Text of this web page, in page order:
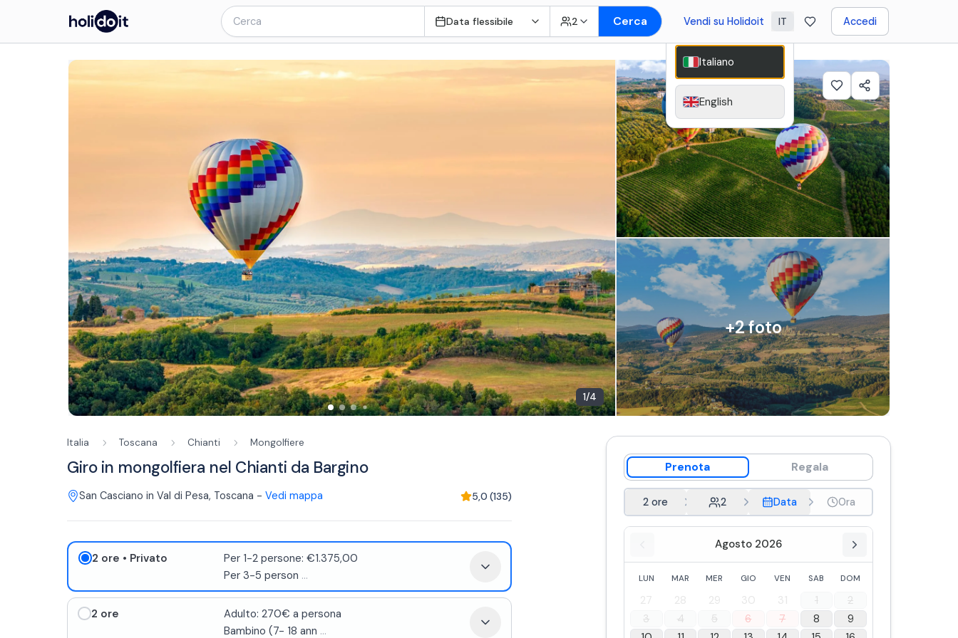
Data flessibile 2 Cerca Vendi su Holidoit IT Accedi
1/4
+2foto
Italia Toscana Chianti Mongolfiere
Giro in mongolfiera nel Chianti da Bargino
San Casciano in Val di Pesa, Toscana - Vedi mappa 5,0 (135)
2 ore • Privato
Per 1-2 persone: €1.375,00
Per 3-5 person ...
2 ore
Adulto: 270€ a persona
Bambino (7- 18 ann ...
Prenota Regala
2 ore 2 Data Ora
Agosto 2026
LUN MAR MER GIO VEN SAB DOM
27 28 29 30 31 1
2
3
4 5 6 7 8
9
Italiano
English